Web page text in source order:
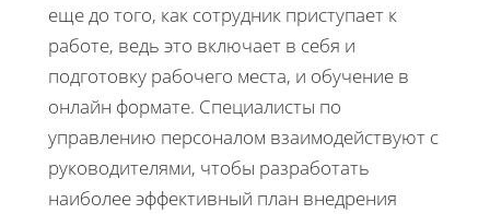
еще до того, как сотрудник приступает к
работе, ведь это включает в себя и
подготовку рабочего места, и обучение в
онлайн формате. Специалисты по
управлению персоналом взаимодействуют с
руководителями, чтобы разработать
наиболее эффективный план внедрения